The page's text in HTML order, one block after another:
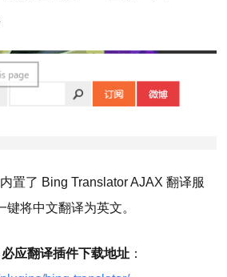
置了 Bing Translator AJAX 翻译服
将中文翻译为英文。
应翻译插件下载地址 ：